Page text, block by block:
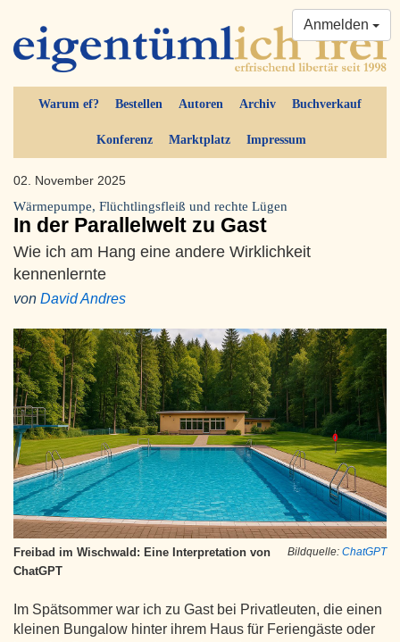
Warum ef? Bestellen Autoren Archiv Buchverkauf
Konferenz Marktplatz Impressum
Anmelden
02. November 2025
Wärmepumpe, Flüchtlingsfleiß und rechte Lügen
In der Parallelwelt zu Gast
Wie ich am Hang eine andere Wirklichkeit
kennenlernte
von David Andres
Bildquelle: ChatGPT
Freibad im Wischwald: Eine Interpretation von
ChatGPT
Im Spätsommer war ich zu Gast bei Privatleuten, die einen
kleinen Bungalow hinter ihrem Haus für Feriengäste oder